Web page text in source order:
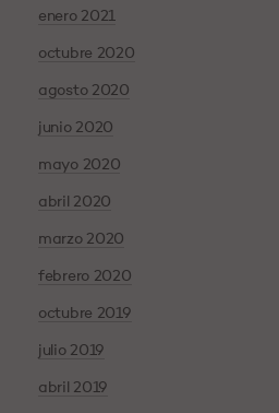
enero 2021
octubre 2020
agosto 2020
junio 2020
mayo 2020
abril 2020
marzo 2020
febrero 2020
octubre 2019
julio 2019
abril 2019